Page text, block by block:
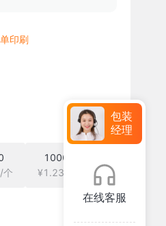
印刷
个
10000
¥1.23 /个
包装
经理
在线客服